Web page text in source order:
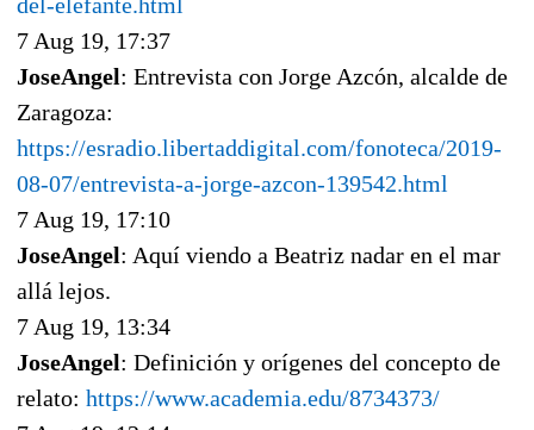
7 Aug 19, 17:37
JoseAngel: Entrevista con Jorge Azcón, alcalde de
Zaragoza:
https://esradio.libertaddigital.com/fonoteca/2019-
08-07/entrevista-a-jorge-azcon-139542.html
7 Aug 19, 17:10
JoseAngel: Aquí viendo a Beatriz nadar en el mar
allá lejos.
7 Aug 19, 13:34
JoseAngel: Definición y orígenes del concepto de
relato: https://www.academia.edu/8734373/